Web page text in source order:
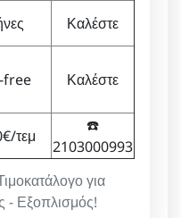
για
- Εξοπλισμός!
Καλέστε
free Καλέστε
τεμ
☎️
2103000993